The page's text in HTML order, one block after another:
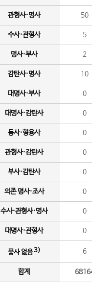
관형사·명사 50
수사·관형사 5
명사·부사 2
감탄사·명사 10
대명사·부사 0
대명사·감탄사 0
동사·형용사 0
관형사·감탄사 0
부사·감탄사 0
의존 명사·조사 0
수사·관형사·명사 0
대명사·관형사 0
품사 없음3) 6
합계